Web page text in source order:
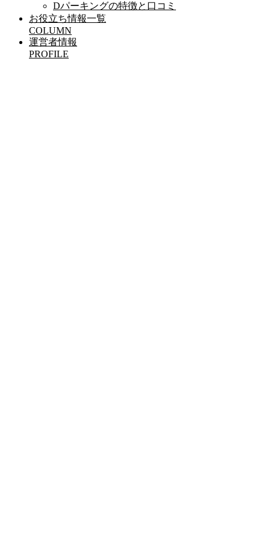
Dパーキングの特徴と口コミ
お役立ち情報一覧
COLUMN
運営者情報
PROFILE